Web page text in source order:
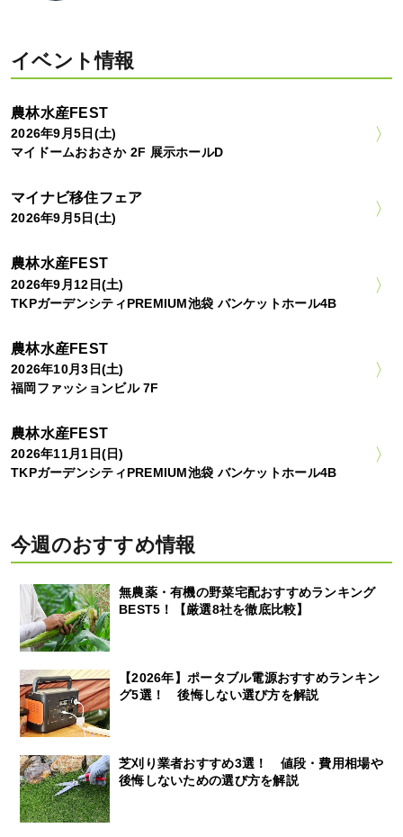
イベント情報
農林水産FEST
2026年9月5日(土)
マイドームおおさか 2F 展示ホールD
マイナビ移住フェア
2026年9月5日(土)
農林水産FEST
2026年9月12日(土)
TKPガーデンシティPREMIUM池袋 バンケットホール4B
農林水産FEST
2026年10月3日(土)
福岡ファッションビル 7F
農林水産FEST
2026年11月1日(日)
TKPガーデンシティPREMIUM池袋 バンケットホール4B
今週のおすすめ情報
無農薬・有機の野菜宅配おすすめランキング
BEST5！【厳選8社を徹底比較】
【2026年】ポータブル電源おすすめランキン
グ5選！ 後悔しない選び方を解説
芝刈り業者おすすめ3選！ 値段・費用相場や
後悔しないための選び方を解説